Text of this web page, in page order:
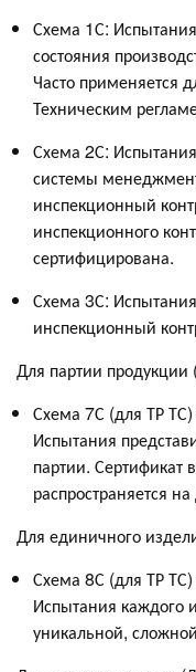
Схема 1С:
состояния
Часто применяется
Техническим
Схема 2С:
системы
инспекционный
инспекционного
сертифицирована.
Схема 3С:
инспекционный
Для партии продукции
Схема 7С (для ТР
Испытания
партии. Сертификат
распространяется
Для единичного
Схема 8С (для ТР
Испытания каждого
уникальной,